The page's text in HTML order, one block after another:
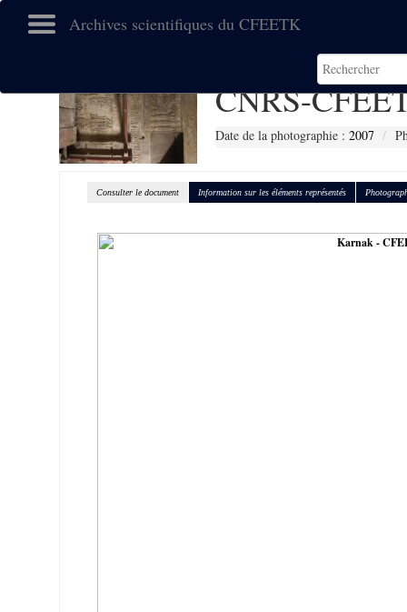
Archives scientifiques du CFEETK
CNRS-
Date de la photographie : 2007
Consulter le document Information sur les éléments représentés